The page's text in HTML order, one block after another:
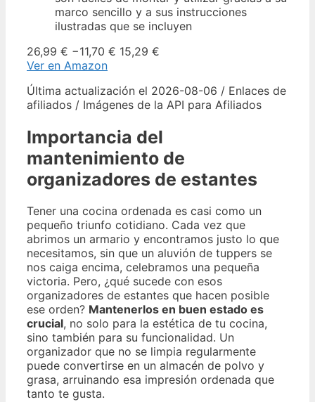
marco sencillo y a sus instrucciones
ilustradas que se incluyen
26,99 € −11,70 € 15,29 €
Ver en Amazon
Última actualización el 2026-08-06 / Enlaces de
afiliados / Imágenes de la API para Afiliados
Importancia del
mantenimiento de
organizadores de estantes
Tener una cocina ordenada es casi como un
pequeño triunfo cotidiano. Cada vez que
abrimos un armario y encontramos justo lo que
necesitamos, sin que un aluvión de tuppers se
nos caiga encima, celebramos una pequeña
victoria. Pero, ¿qué sucede con esos
organizadores de estantes que hacen posible
ese orden? Mantenerlos en buen estado es
crucial, no solo para la estética de tu cocina,
sino también para su funcionalidad. Un
organizador que no se limpia regularmente
puede convertirse en un almacén de polvo y
grasa, arruinando esa impresión ordenada que
tanto te gusta.